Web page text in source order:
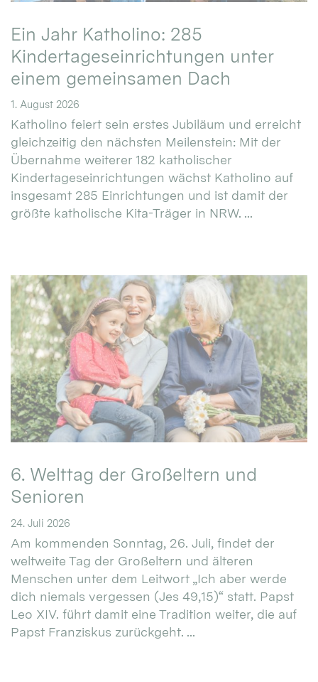
Ein Jahr Katholino: 285
Kindertageseinrichtungen unter
einem gemeinsamen Dach
1. August 2026
Katholino feiert sein erstes Jubiläum und erreicht
gleichzeitig den nächsten Meilenstein: Mit der
Übernahme weiterer 182 katholischer
Kindertageseinrichtungen wächst Katholino auf
insgesamt 285 Einrichtungen und ist damit der
größte katholische Kita-Träger in NRW. ...
6. Welttag der Großeltern und
Senioren
24. Juli 2026
Am kommenden Sonntag, 26. Juli, findet der
weltweite Tag der Großeltern und älteren
Menschen unter dem Leitwort „Ich aber werde
dich niemals vergessen (Jes 49,15)“ statt. Papst
Leo XIV. führt damit eine Tradition weiter, die auf
Papst Franziskus zurückgeht. ...